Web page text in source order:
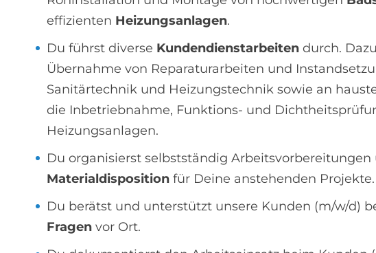
effizienten Heizungsanlagen.
Du führst diverse Kundendienstarbeiten durch.
Übernahme von Reparaturarbeiten und
Sanitärtechnik und Heizungstechnik sowie an
die Inbetriebnahme, Funktions- und
Heizungsanlagen.
Du organisierst selbstständig Arbeitsvorbereitungen
Materialdisposition für Deine anstehenden Projekte.
Du berätst und unterstützt unsere Kunden (m/w/d)
Fragen vor Ort.